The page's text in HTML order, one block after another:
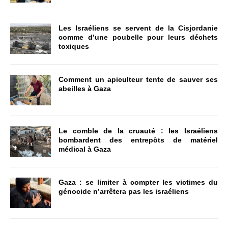
Les Israéliens se servent de la Cisjordanie
comme d’une poubelle pour leurs déchets
toxiques
Comment un apiculteur tente de sauver ses
abeilles à Gaza
Le comble de la cruauté : les Israéliens
bombardent des entrepôts de matériel
médical à Gaza
Gaza : se limiter à compter les victimes du
génocide n’arrêtera pas les israéliens